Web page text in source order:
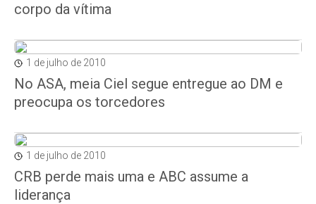
corpo da vítima
1 de julho de 2010
No ASA, meia Ciel segue entregue ao DM e
preocupa os torcedores
1 de julho de 2010
CRB perde mais uma e ABC assume a
liderança